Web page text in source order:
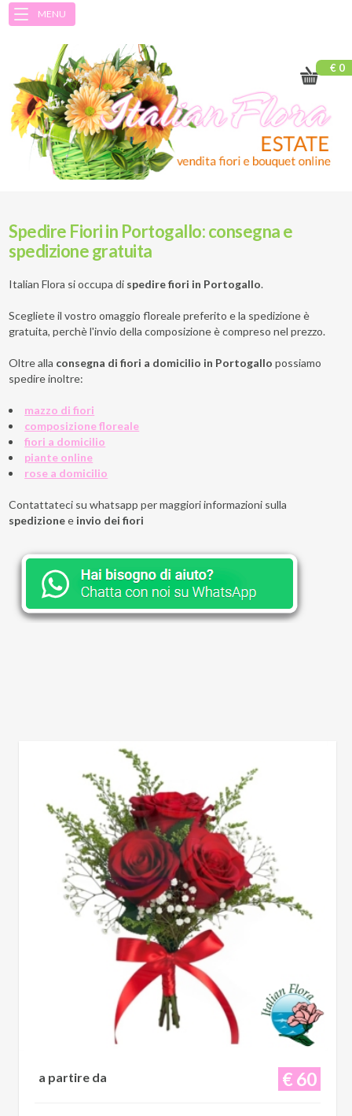
MENU
€ 0
Spedire Fiori in Portogallo: consegna e
spedizione gratuita
Italian Flora si occupa di spedire fiori in Portogallo.
Scegliete il vostro omaggio floreale preferito e la spedizione è
gratuita, perchè l'invio della composizione è compreso nel prezzo.
Oltre alla consegna di fiori a domicilio in Portogallopossiamo
spedire inoltre:
mazzo di fiori
composizione floreale
fiori a domicilio
piante online
rose a domicilio
Contattateci su whatsapp per maggiori informazioni sulla
spedizionee invio dei fiori
€ 60
a partire da